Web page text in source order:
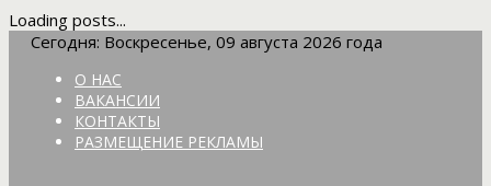
Loading posts...
Сегодня: Воскресенье, 09 августа 2026 года
О НАС
ВАКАНСИИ
КОНТАКТЫ
РАЗМЕЩЕНИЕ РЕКЛАМЫ